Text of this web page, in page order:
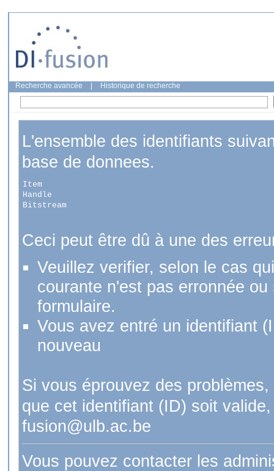
Recherche avancée Historique de recherche
L'ensemble des identifiants
base de donnees.
Item
Handle
Bitstream
Ceci peut être dû à une des
Veuillez verifier, selon le cas
courante n'est pas erronnée
formulaire.
Vous avez entré un identifiant
nouveau
Si vous éprouvez des
que cet identifiant (ID) soit
fusion@ulb.ac.be
Vous pouvez contacter les